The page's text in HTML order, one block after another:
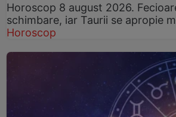
Horoscop 8 august 2026.
schimbare, iar Taurii se apropie
Horoscop